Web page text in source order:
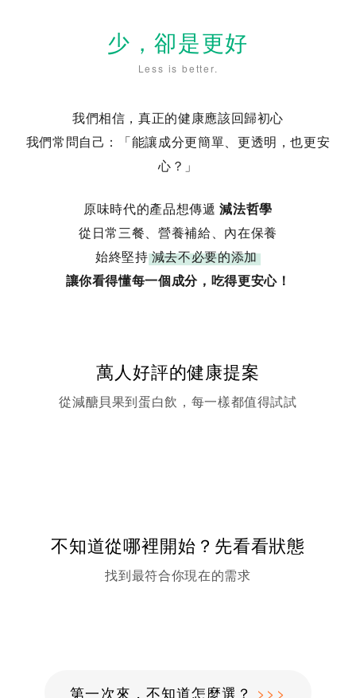
少，卻是更好
Less is better.
我們相信，真正的健康應該回歸初心
我們常問自己：「能讓成分更簡單、更透明，也更安
心？」
原味時代的產品想傳遞減法哲學
從日常三餐、營養補給、內在保養
始終堅持 減去不必要的添加
讓你看得懂每一個成分，吃得更安心！
萬人好評的健康提案
從減醣貝果到蛋白飲，每一樣都值得試試
不知道從哪裡開始？先看看狀態
找到最符合你現在的需求
第一次來，不知道怎麼選？ >>>